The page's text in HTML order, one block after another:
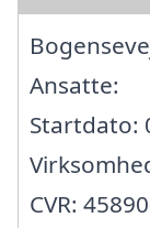
Ansatte:
Startdato:
CVR: